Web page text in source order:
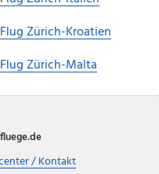
Flug Zürich-Kroatien
Flug Zürich-Malta